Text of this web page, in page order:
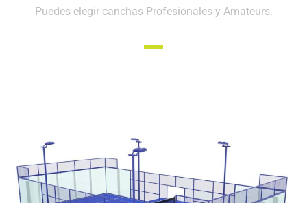
Puedes elegir canchas Profesionales y Amateurs.